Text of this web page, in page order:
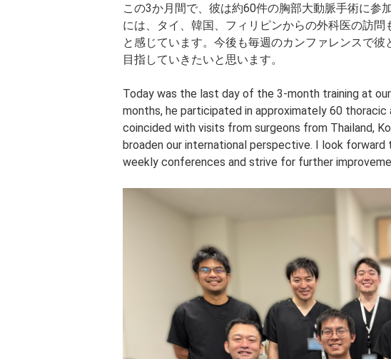
この3か月間で、彼は約60件の胸部大動脈手術に参
には、タイ、韓国、フィリピンからの外科医の訪
と感じています。今後も毎週のカンファレンスで
目指していきたいと思います。
Today was the last day of the 3-month training at
months, he participated in approximately 60
coincided with visits from surgeons from Thailand,
broaden our international perspective. I look
weekly conferences and strive for further